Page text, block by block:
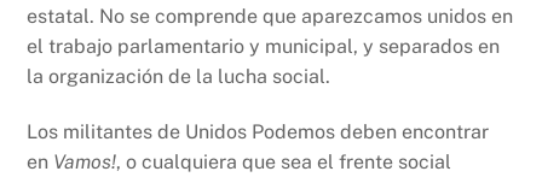
estatal. No se comprende que aparezcamos unidos en
el trabajo parlamentario y municipal, y separados en
la organización de la lucha social.
Los militantes de Unidos Podemos deben encontrar
en Vamos!, o cualquiera que sea el frente social